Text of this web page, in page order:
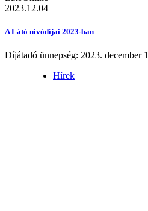
2023.12.04
A Látó nívódíjai 2023-ban
Díjátadó ünnepség: 2023. december
Hírek